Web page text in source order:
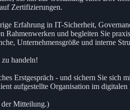
Zertifizierungen.
Erfahrung in IT-Sicherheit,
Rahmenwerken und begleiten Sie
Unternehmensgröße und interne
handeln!
Erstgespräch - und sichern Sie sich
aufgestellte Organisation im digitalen
der Mitteilung.)